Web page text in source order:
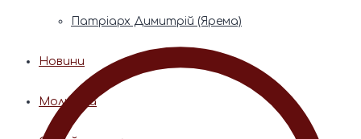
Патріарх Димитрій (Ярема)
Новини
Молитва